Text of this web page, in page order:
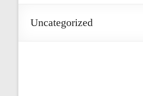
Uncategorized